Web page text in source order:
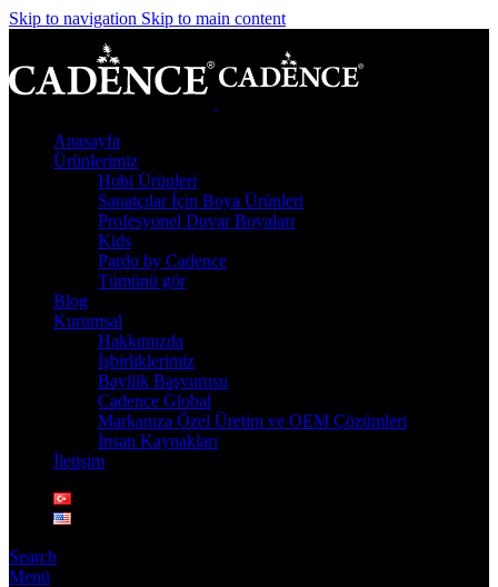
Skip to navigation Skip to main content
Anasayfa
Ürünlerimiz
Hobi Ürünleri
Sanatçılar İçin Boya Ürünleri
Profesyonel Duvar Boyaları
Kids
Pardo by Cadence
Tümünü gör
Blog
Kurumsal
Hakkımızda
İşbirliklerimiz
Bayilik Başvurusu
Cadence Global
Markanıza Özel Üretim ve OEM Çözümleri
İnsan Kaynakları
İletişim
Search
Menü